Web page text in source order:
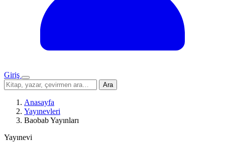
Giriş
Menü
Sitede
ara
Ara
Anasayfa
Yayınevleri
Baobab Yayınları
Yayınevi